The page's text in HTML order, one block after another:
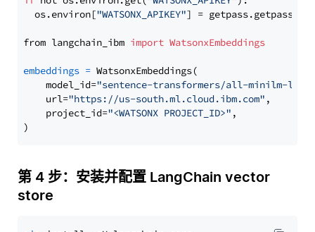
  os.environ[
"WATSONX_APIKEY"] = getpass.getpass(
from langchain_ibm import WatsonxEmbeddings
embeddings = WatsonxEmbeddings(
    model_id=
"sentence-transformers/all-minilm-l12-
    url=
"https://us-south.ml.cloud.ibm.com" ,
    project_id=
"<WATSONX PROJECT_ID>" ,
第 4 步：安装并配置 LangChain vector
store